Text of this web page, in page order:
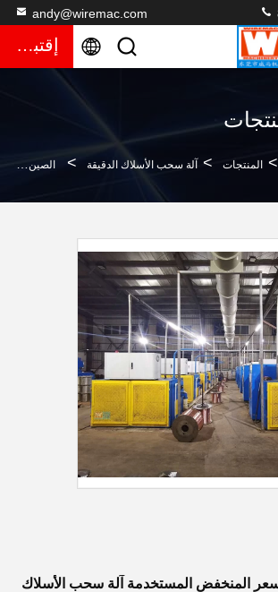
andy@wiremac.com
إقتباس
> المنتجات > آلة سحب الأسلاك الدقيقة > الصين السعر المنخفض المستخدمة آلة سحب الأسلاك النحاسية نوع الرش
المنخفض المستخدمة آلة سحب الأسلاك